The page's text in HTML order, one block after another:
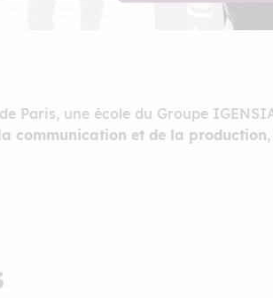
Paris, une école du Groupe
communication et de la production,